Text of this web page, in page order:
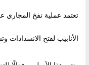
تعتمد عملية نفخ المجاري
الأنابيب لفتح الانسدادات